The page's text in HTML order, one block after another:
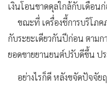
เงินโอนขาดดุลใกล้กับเดือน
ขณะที่ เครื่องชี้การบริโภค
กับระยะเดียวกันปีก่อน ตาม
ยอดขายยานยนต์ปรับดีขึ้น ป
อย่างไรก็ดี หลังขจัดปัจจัย